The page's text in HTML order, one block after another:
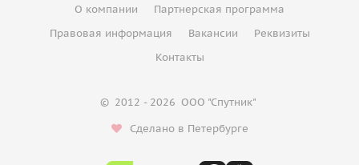
О компании
Партнерская программа
Правовая информация
Вакансии
Реквизиты
Контакты
© 2012 - 2026 ООО "Спутник"
Сделано в Петербурге